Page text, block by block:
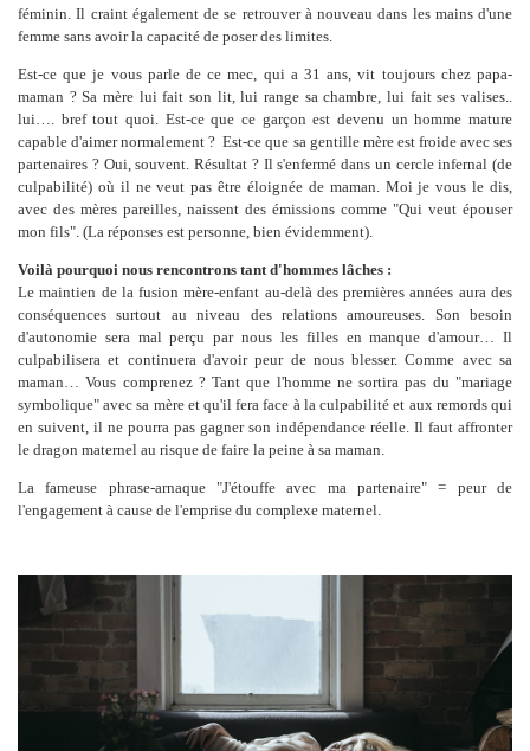
féminin. Il craint également de se retrouver à nouveau dans les mains d'une
femme sans avoir la capacité de poser des limites.
Est-ce que je vous parle de ce mec, qui a 31 ans, vit toujours chez papa-
maman ? Sa mère lui fait son lit, lui range sa chambre, lui fait ses valises..
lui…. bref tout quoi. Est-ce que ce garçon est devenu un homme mature
capable d'aimer normalement ? Est-ce que sa gentille mère est froide avec ses
partenaires ? Oui, souvent. Résultat ? Il s'enfermé dans un cercle infernal (de
culpabilité) où il ne veut pas être éloignée de maman. Moi je vous le dis,
avec des mères pareilles, naissent des émissions comme "Qui veut épouser
mon fils". (La réponses est personne, bien évidemment).
Voilà pourquoi nous rencontrons tant d'hommes lâches :
Le maintien de la fusion mère-enfant au-delà des premières années aura des
conséquences surtout au niveau des relations amoureuses. Son besoin
d'autonomie sera mal perçu par nous les filles en manque d'amour… Il
culpabilisera et continuera d'avoir peur de nous blesser. Comme avec sa
maman… Vous comprenez ? Tant que l'homme ne sortira pas du "mariage
symbolique" avec sa mère et qu'il fera face à la culpabilité et aux remords qui
en suivent, il ne pourra pas gagner son indépendance réelle. Il faut affronter
le dragon maternel au risque de faire la peine à sa maman.
La fameuse phrase-arnaque "J'étouffe avec ma partenaire" = peur de
l'engagement à cause de l'emprise du complexe maternel.